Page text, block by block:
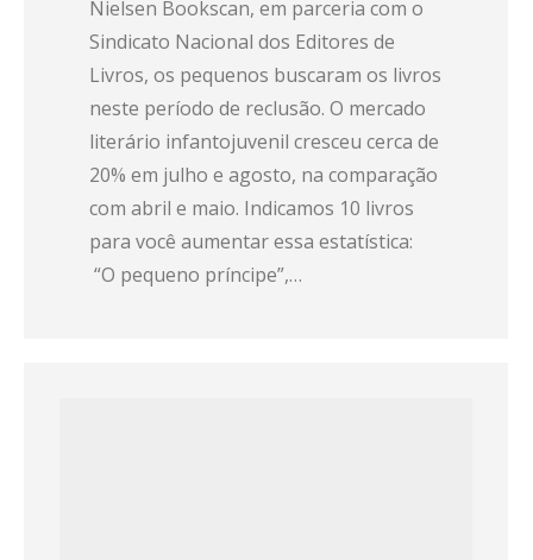
Nielsen Bookscan, em parceria com o
Sindicato Nacional dos Editores de
Livros, os pequenos buscaram os livros
neste período de reclusão. O mercado
literário infantojuvenil cresceu cerca de
20% em julho e agosto, na comparação
com abril e maio. Indicamos 10 livros
para você aumentar essa estatística:
“O pequeno príncipe”,…